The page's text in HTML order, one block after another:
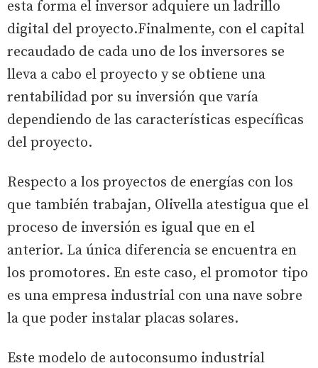
esta forma el inversor adquiere un ladrillo
digital del proyecto.Finalmente, con el capital
recaudado de cada uno de los inversores se
lleva a cabo el proyecto y se obtiene una
rentabilidad por su inversión que varía
dependiendo de las características específicas
del proyecto.
Respecto a los proyectos de energías con los
que también trabajan, Olivella atestigua que el
proceso de inversión es igual que en el
anterior. La única diferencia se encuentra en
los promotores. En este caso, el promotor tipo
es una empresa industrial con una nave sobre
la que poder instalar placas solares.
Este modelo de autoconsumo industrial